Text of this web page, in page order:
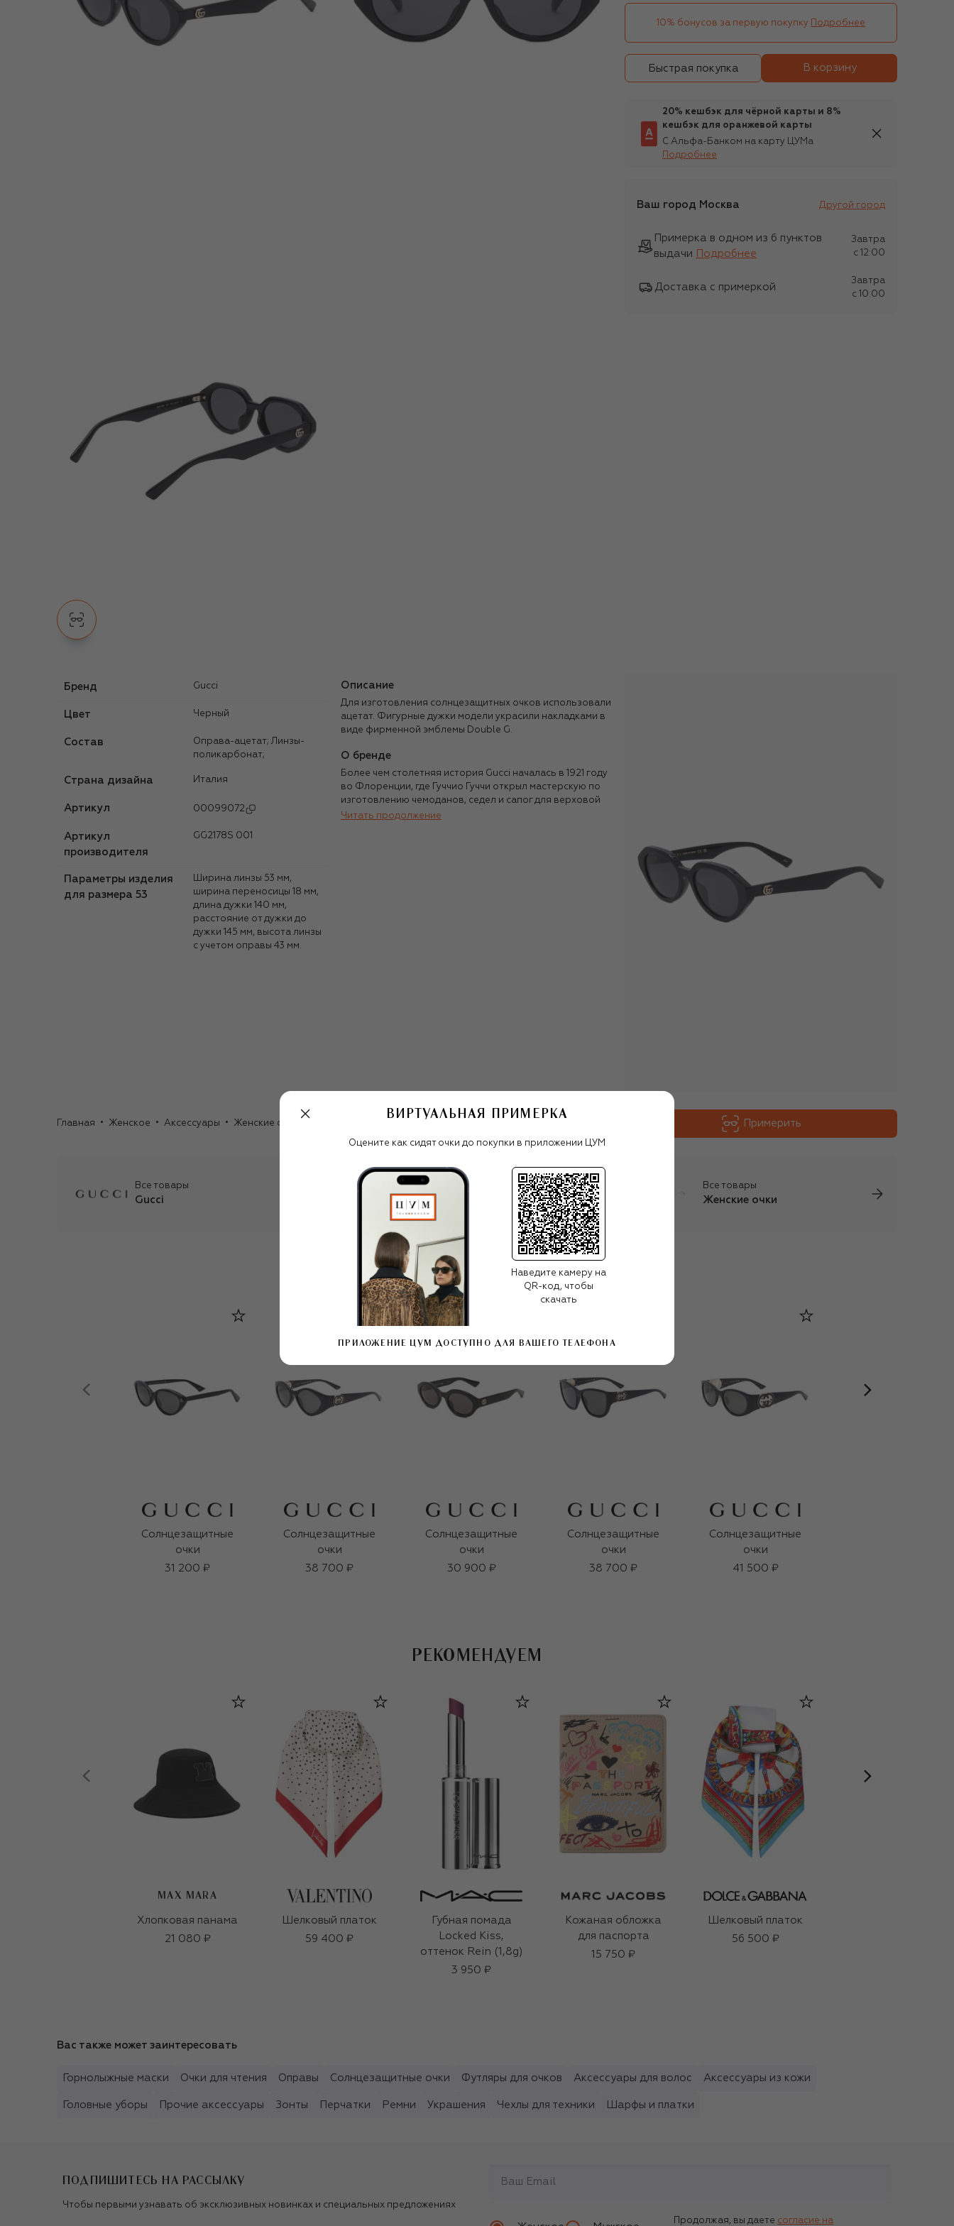
10% бонусов за первую покупку Подробнее
Быстрая покупка В корзину
20% кешбэк для чёрной карты и 8%
кешбэк для оранжевой карты
С Альфа-Банком на карту ЦУМа
Подробнее
Ваш город Москва Другой город
Примерка в одном из 6 пунктов
выдачи
Подробнее
Завтра
c 12:00
Доставка с примеркой
Завтра
c 10:00
Бренд Gucci
Цвет Черный
Состав
Оправа-ацетат; Линзы-
поликарбонат;
Страна дизайна Италия
Артикул 00099072
Артикул
производителя
GG2178S 001
Параметры изделия
для размера 53
Ширина линзы 53 мм,
ширина переносицы 18 мм,
длина дужки 140 мм,
расстояние от дужки до
дужки 145 мм, высота линзы
с учетом оправы 43 мм.
Описание
Для изготовления солнцезащитных очков использовали
ацетат. Фигурные дужки модели украсили накладками в
виде фирменной эмблемы Double G.
О бренде
Более чем столетняя история Gucci началась в 1921 году
во Флоренции, где Гуччио Гуччи открыл мастерскую по
изготовлению чемоданов, седел и сапог для верховой
езды. Высокое мастерство и бескомпромиссное
коллекций: мужской, женской и детской, ювелирной,
которых воплощает непревзойденное итальянское
качество. В марте 2025-го новым креативным
Читать продолжение
Главная Женское Аксессуары Женские очки Примерить
Все товары
Gucci
Все женские очки
Gucci
Все товары
Женские очки
ПОХОЖИЕ МОДЕЛИ
Солнцезащитные
очки
31 200 ₽
Солнцезащитные
очки
38 700 ₽
Солнцезащитные
очки
30 900 ₽
Солнцезащитные
очки
38 700 ₽
Солнцезащитные
очки
41 500 ₽
РЕКОМЕНДУЕМ
MAX MARA
Хлопковая панама
21 080 ₽
Шелковый платок
59 400 ₽
Губная помада
Locked Kiss,
оттенок Rein (1,8g)
3 950 ₽
Кожаная обложка
для паспорта
15 750 ₽
Шелковый платок
56 500 ₽
Вас также может заинтересовать
Горнолыжные маски Очки для чтения Оправы Солнцезащитные очки Футляры для очков Аксессуары для волос Аксессуары из кожи
Головные уборы Прочие аксессуары Зонты Перчатки Ремни Украшения Чехлы для техники Шарфы и платки
ПОДПИШИТЕСЬ НА РАССЫЛКУ
Чтобы первыми узнавать об эксклюзивных новинках и специальных предложениях
Продолжая, вы даете согласие на
ВИРТУАЛЬНАЯ ПРИМЕРКА
Оцените как сидят очки до покупки в приложении ЦУМ
Наведите камеру на
QR-код, чтобы
скачать
ПРИЛОЖЕНИЕ ЦУМ ДОСТУПНО ДЛЯ ВАШЕГО ТЕЛЕФОНА